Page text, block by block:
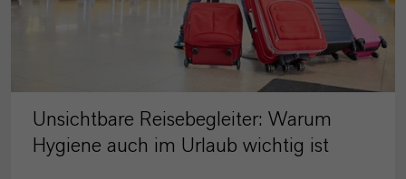
Unsichtbare Reisebegleiter: Warum
Hygiene auch im Urlaub wichtig ist